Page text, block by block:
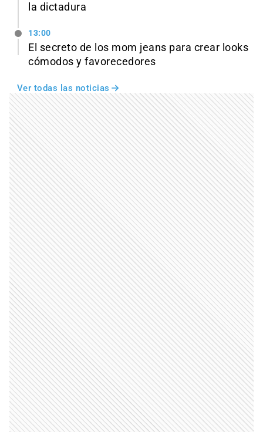
la dictadura
13:00
El secreto de los mom jeans para crear looks
cómodos y favorecedores
Ver todas las noticias